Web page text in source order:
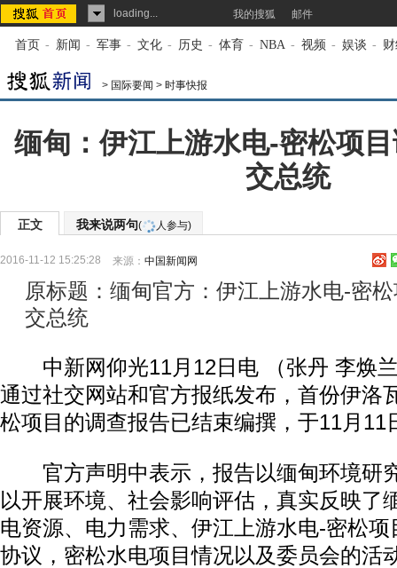
loading... 我的搜狐 邮件
首页 - 新闻 - 军事 - 文化 - 历史 - 体育 - NBA - 视频 - 娱谈 -
> 国际要闻 > 时事快报
缅甸：伊江上游水电-密松项
交总统
正文 我来说两句( 人参与)
2016-11-12 15:25:28 来源： 中国新闻网
原标题：缅甸官方：伊江上游水电-密
交总统
中新网仰光11月12日电 （张丹 李焕兰
通过社交网站和官方报纸发布，首份伊洛
松项目的调查报告已结束编撰，于11月11
官方声明中表示，报告以缅甸环境研
以开展环境、社会影响评估，真实反映了
电资源、电力需求、伊江上游水电-密松
协议，密松水电项目情况以及委员会的活